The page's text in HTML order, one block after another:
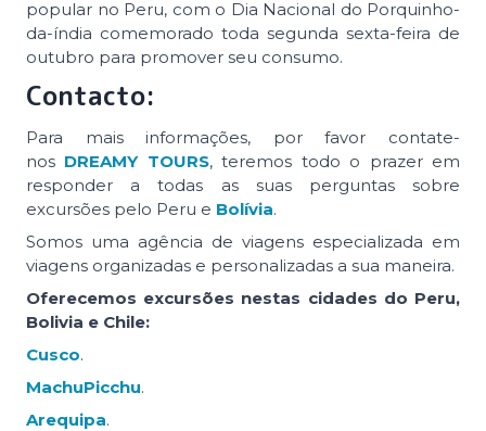
popular no Peru, com o Dia Nacional do Porquinho-
da-índia comemorado toda segunda sexta-feira de
outubro para promover seu consumo.
Contacto:
Para mais informações, por favor contate-
nos DREAMY TOURS, teremos todo o prazer em
responder a todas as suas perguntas sobre
excursões pelo Peru e Bolívia.
Somos uma agência de viagens especializada em
viagens organizadas e personalizadas a sua maneira.
Oferecemos excursões nestas cidades do Peru,
Bolivia e Chile:
Cusco.
MachuPicchu.
Arequipa.